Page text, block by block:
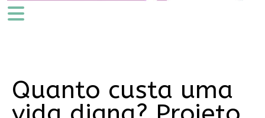
Quanto custa uma